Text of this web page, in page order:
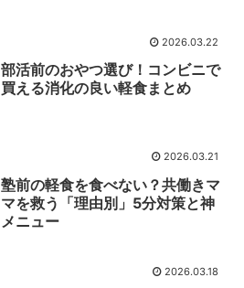
2026.03.22
部活前のおやつ選び！コンビニで
買える消化の良い軽食まとめ
2026.03.21
塾前の軽食を食べない？共働きマ
マを救う「理由別」5分対策と神
メニュー
2026.03.18